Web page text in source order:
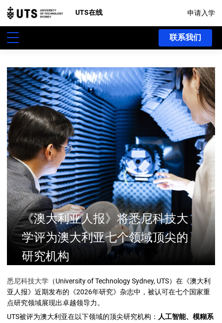
UTS在线 申请入学
联系我们
《澳大利亚人报》将悉尼科技大
学评为澳大利亚七个领域顶尖的
研究机构
悉尼科技大学 （University of Technology Sydney, UTS）在《澳大利
亚人报》近期发布的《2026年研究》杂志中，被认可在七个国家重
点研究领域展现出卓越领导力。
UTS被评为澳大利亚在以下领域的顶尖研究机构： 人工智能、模糊系